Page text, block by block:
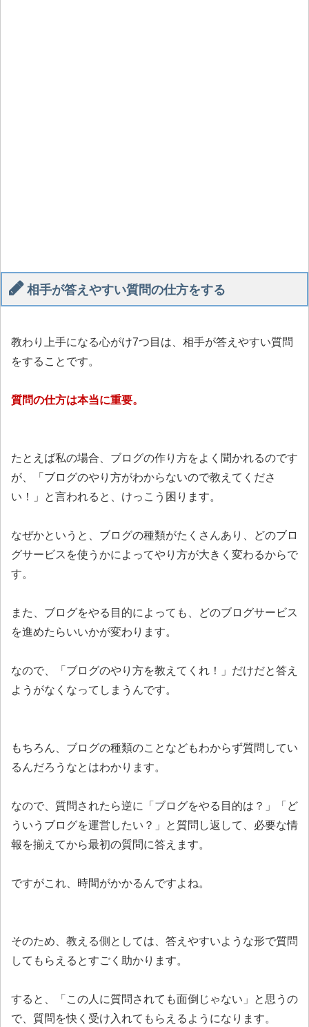
相手が答えやすい質問の仕方をする
教わり上手になる心がけ7つ目は、相手が答えやすい質問
をすることです。
質問の仕方は本当に重要。
たとえば私の場合、ブログの作り方をよく聞かれるのです
が、「ブログのやり方がわからないので教えてくださ
い！」と言われると、けっこう困ります。
なぜかというと、ブログの種類がたくさんあり、どのブロ
グサービスを使うかによってやり方が大きく変わるからで
す。
また、ブログをやる目的によっても、どのブログサービス
を進めたらいいかが変わります。
なので、「ブログのやり方を教えてくれ！」だけだと答え
ようがなくなってしまうんです。
もちろん、ブログの種類のことなどもわからず質問してい
るんだろうなとはわかります。
なので、質問されたら逆に「ブログをやる目的は？」「ど
ういうブログを運営したい？」と質問し返して、必要な情
報を揃えてから最初の質問に答えます。
ですがこれ、時間がかかるんですよね。
そのため、教える側としては、答えやすいような形で質問
してもらえるとすごく助かります。
すると、「この人に質問されても面倒じゃない」と思うの
で、質問を快く受け入れてもらえるようになります。